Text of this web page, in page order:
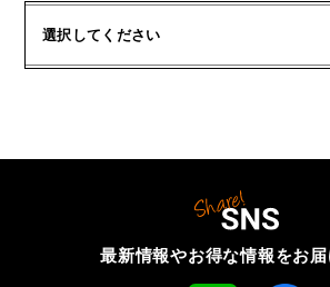
選択してください
最新情報やお得な情報をお